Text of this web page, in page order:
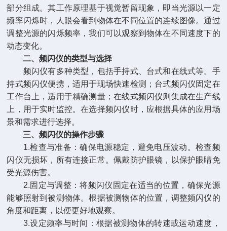
部分组成。其工作原理基于视觉暂留现象，即当光源以一定
频率闪烁时，人眼会看到物体在不同位置的连续图像。通过
调整光源的闪烁频率，我们可以观察到物体在不同速度下的
动态变化。
二、频闪仪的类型与选择
频闪仪有多种类型，包括手持式、台式和在线式等。手
持式频闪仪便携，适用于现场快速检测；台式频闪仪固定在
工作台上，适用于精确测量；在线式频闪仪则集成在生产线
上，用于实时监控。在选择频闪仪时，应根据具体的应用场
景和需求进行选择。
三、频闪仪的操作步骤
1.检查与准备：确保电源稳定，避免电压波动。检查频
闪仪无损坏，所有连接正常。佩戴防护眼镜，以保护眼睛免
受光源伤害。
2.固定与调整：将频闪仪固定在适当的位置，确保光源
能够照射到被测物体。根据被测物体的位置，调整频闪仪的
角度和距离，以便更好地观察。
3.设定频率与时间：根据被测物体的转速或运动速度，